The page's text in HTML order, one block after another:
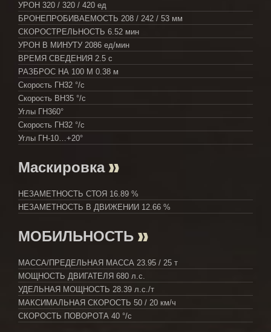
УРОН 320 / 320 / 420 ед
БРОНЕПРОБИВАЕМОСТЬ 208 / 242 / 53 мм
СКОРОСТРЕЛЬНОСТЬ 6.52 мин
УРОН В МИНУТУ 2086 ед/мин
ВРЕМЯ СВЕДЕНИЯ 2.5 с
РАЗБРОС НА 100 М 0.38 м
Скорость ГН32 °/с
Скорость ВН35 °/с
Углы ГН360°
Скорость ГН32 °/с
Углы ГН-10…+20°
Маскировка
НЕЗАМЕТНОСТЬ СТОЯ 16.89 %
НЕЗАМЕТНОСТЬ В ДВИЖЕНИИ 12.66 %
МОБИЛЬНОСТЬ
МАССА/ПРЕДЕЛЬНАЯ МАССА 23.95 / 25 т
МОЩНОСТЬ ДВИГАТЕЛЯ 680 л.с.
УДЕЛЬНАЯ МОЩНОСТЬ 28.39 л.с./т
МАКСИМАЛЬНАЯ СКОРОСТЬ 50 / 20 км/ч
СКОРОСТЬ ПОВОРОТА 40 °/с